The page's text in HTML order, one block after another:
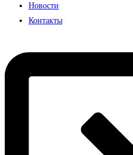
Новости
Контакты